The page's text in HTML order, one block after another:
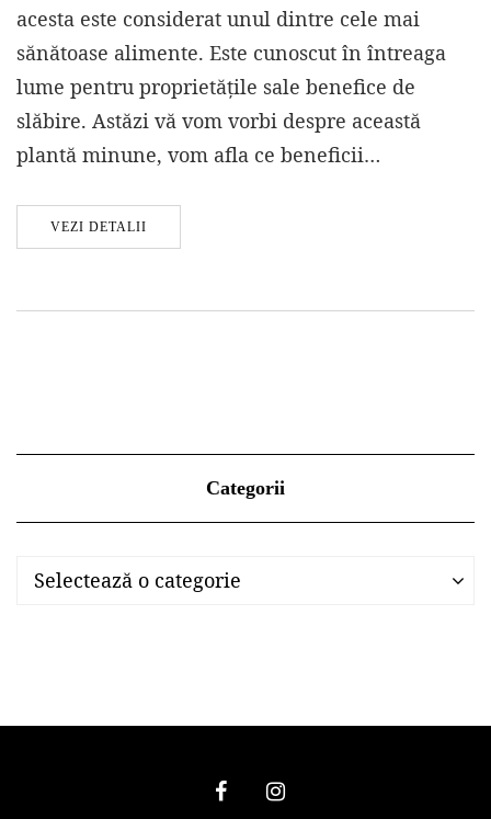
acesta este considerat unul dintre cele mai
sănătoase alimente. Este cunoscut în întreaga
lume pentru proprietățile sale benefice de
slăbire. Astăzi vă vom vorbi despre această
plantă minune, vom afla ce beneficii…
VEZI DETALII
Categorii
Categorii
Selectează o categorie
Categorii